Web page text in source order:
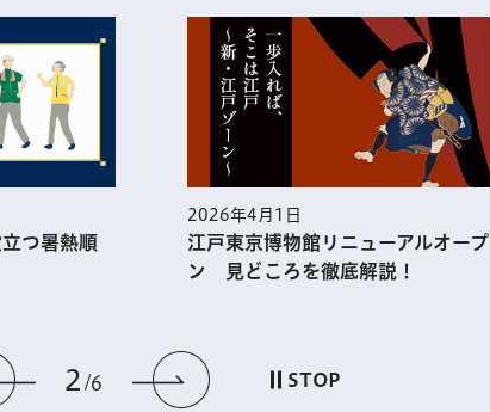
前のスライドを表示
2 6 次のスライドを表示
STOP
つ暑熱順
2026年4月1日
江戸東京博物館リニューアルオープ
ン 見どころを徹底解説！